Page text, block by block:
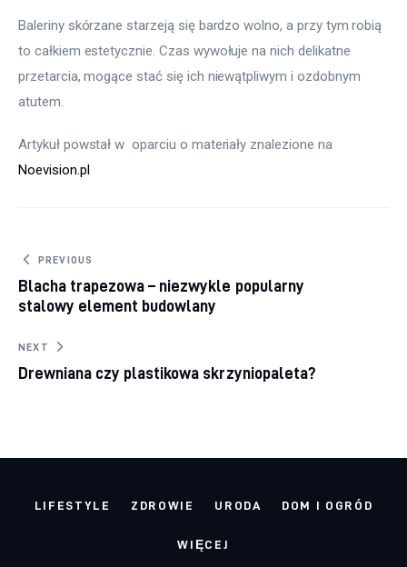
Baleriny skórzane starzeją się bardzo wolno, a przy tym robią
to całkiem estetycznie. Czas wywołuje na nich delikatne
przetarcia, mogące stać się ich niewątpliwym i ozdobnym
atutem.
Artykuł powstał w  oparciu o materiały znalezione na
Noevision.pl
Nawigacja
wpisu
PREVIOUS
Blacha trapezowa – niezwykle popularny
stalowy element budowlany
NEXT
Drewniana czy plastikowa skrzyniopaleta?
LIFESTYLE ZDROWIE URODA DOM I OGRÓD
WIĘCEJ